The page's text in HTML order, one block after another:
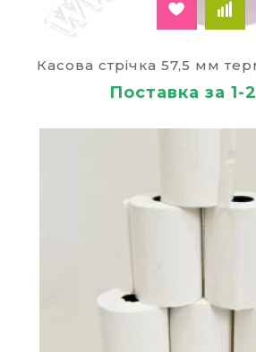
Касова стрічка 57,5 мм
Поставка за 1-